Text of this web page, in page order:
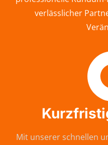
verlässlicher
Mit unserer schnellen